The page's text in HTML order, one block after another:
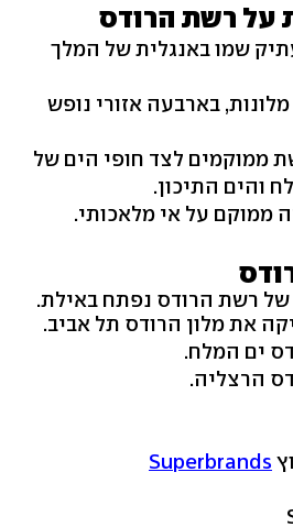
על רשת הרודס
שמו באנגלית של המלך
בארבעה אזורי נופש
ממוקמים לצד חופי הים של
והים התיכון.
ממוקם על אי מלאכותי.
Superbrands